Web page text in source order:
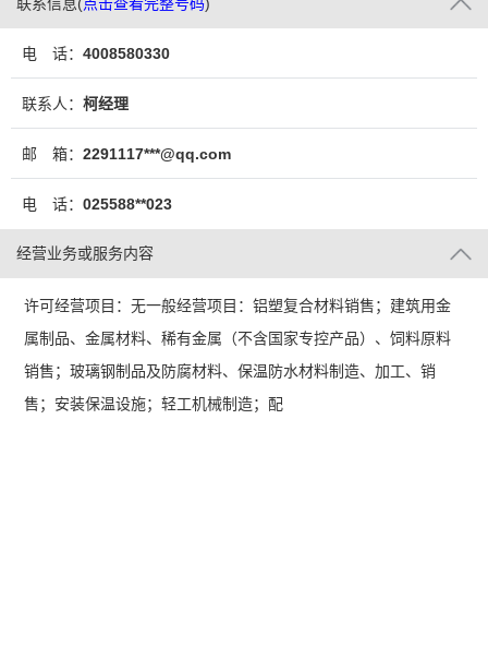
电 话： 4008580330
联系人： 柯经理
邮 箱： 2291117***@qq.com
电 话： 025588**023
经营业务或服务内容
许可经营项目：无一般经营项目：铝塑复合材料销售；建筑用金
属制品、金属材料、稀有金属（不含国家专控产品）、饲料原料
销售；玻璃钢制品及防腐材料、保温防水材料制造、加工、销
售；安装保温设施；轻工机械制造；配